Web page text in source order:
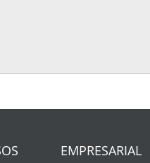
EMPRESARIAL